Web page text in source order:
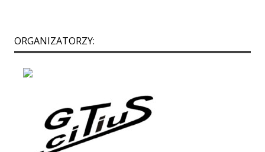
ORGANIZATORZY: